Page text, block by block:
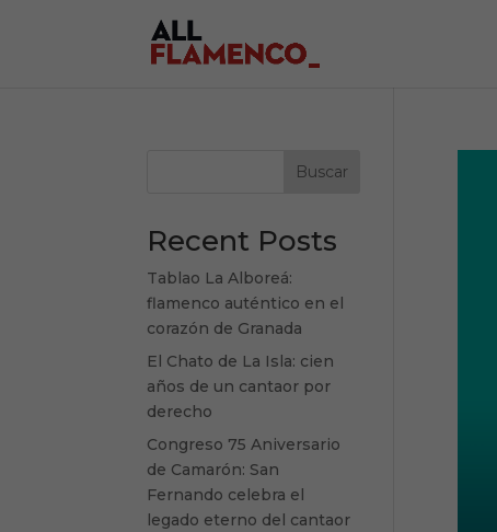
Buscar
Recent Posts
Tablao La Alboreá:
flamenco auténtico en el
corazón de Granada
El Chato de La Isla: cien
años de un cantaor por
derecho
Congreso 75 Aniversario
de Camarón: San
Fernando celebra el
legado eterno del cantaor